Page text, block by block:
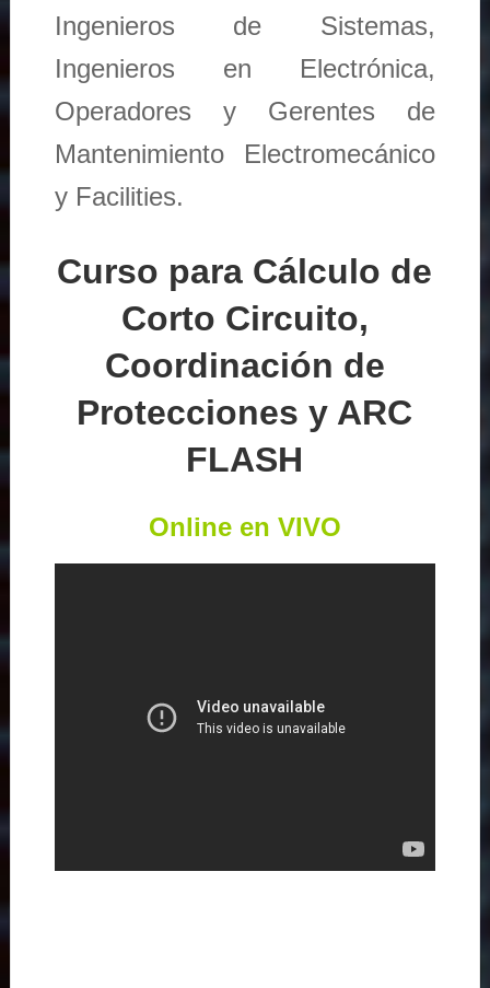
Ingenieros de Sistemas,
Ingenieros en Electrónica,
Operadores y Gerentes de
Mantenimiento Electromecánico
y Facilities.
Curso para Cálculo de
Corto Circuito,
Coordinación de
Protecciones y ARC
FLASH
Online en VIVO